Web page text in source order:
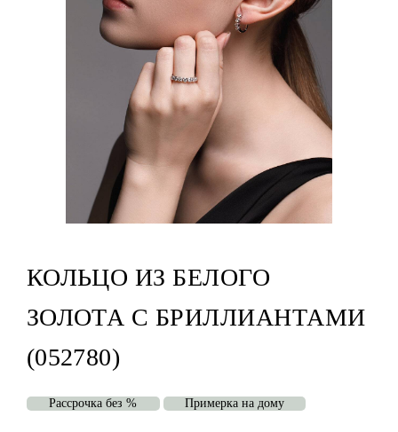
КОЛЬЦО ИЗ БЕЛОГО
ЗОЛОТА С БРИЛЛИАНТАМИ
(052780)
Рассрочка без % Примерка на дому